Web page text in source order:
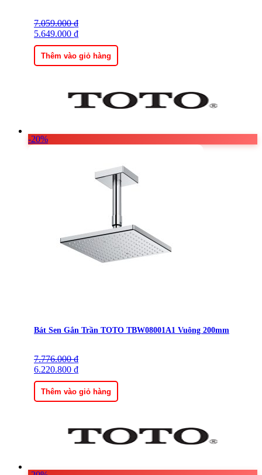
7.059.000₫
Giá
gốc
là:
7.059.000 ₫.
5.649.000 ₫
Giá
hiện
tại
là:
5.649.000 ₫.
Thêm vào giỏ hàng
-20%
Bát Sen Gắn Trần TOTO TBW08001A1 Vuông 200mm
7.776.000₫
Giá
gốc
là:
7.776.000 ₫.
6.220.800 ₫
Giá
hiện
tại
là:
6.220.800 ₫.
Thêm vào giỏ hàng